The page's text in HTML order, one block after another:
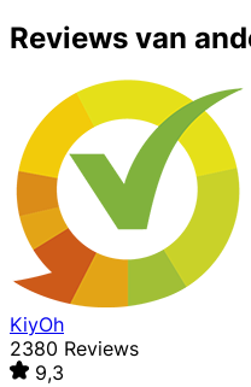
Reviews van
KiyOh
2380 Reviews
9,3